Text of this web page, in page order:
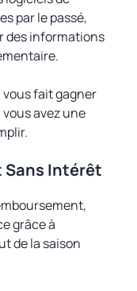
par le passé,
des informations
fait gagner
avez une
Sans Intérêt
grâce à
de la saison